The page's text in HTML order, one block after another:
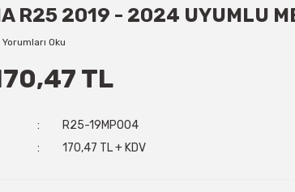
R25 2019 - 2024 UYUMLU
Oku
TL
R25-19MP004
170,47 TL + KDV